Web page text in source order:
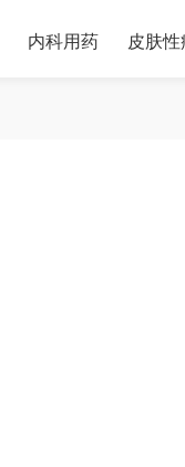
内科用药 皮肤